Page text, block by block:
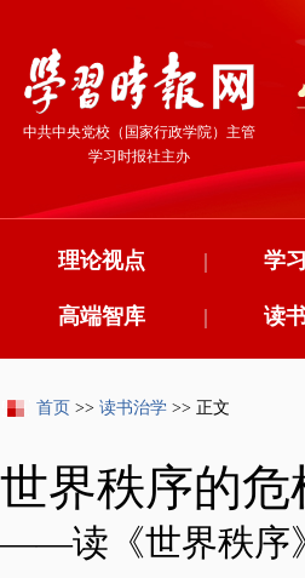
中共中央党校（国家行政学院）主管
学习时报社主办
理论视点 学
|
高端智库 读
|
首页 >> 读书治学 >> 正文
世界秩序的危
——读《世界秩序